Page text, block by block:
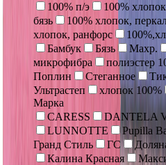
100% п/э
100%
бязь
100% хлопок,
хлопок, ранфорс
Бамбук
Бязь Махр.
микрофибра
полиэстер
Поплин
Стеганное
Ультрастеп
хлопок 100%
Марка
CARESS
DANTELA
LUNNOTTE
Pupilla
Гранд Стиль
ГС
Калина Красная